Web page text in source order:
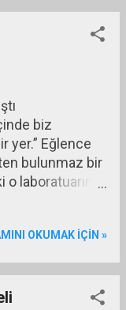
banka
yürürlüğe
da operation
basmanın
ibaretti.
kesimin ya da
alıp onların
Aslında
dolaylı bir
i şeriye.) Fed’in
(BOE)
programları
biz
yer.” Eğlence
bulunmaz bir
laboratuarın
OKUMAK IÇIN »